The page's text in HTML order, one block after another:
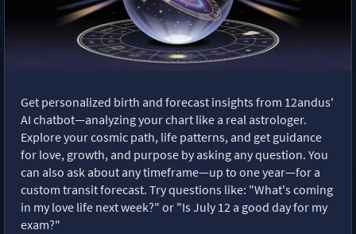
Get personalized birth and forecast insights from 12andus'
AI chatbot—analyzing your chart like a real astrologer.
Explore your cosmic path, life patterns, and get guidance
for love, growth, and purpose by asking any question. You
can also ask about any timeframe—up to one year—for a
custom transit forecast. Try questions like: "What's coming
in my love life next week?" or "Is July 12 a good day for my
exam?"